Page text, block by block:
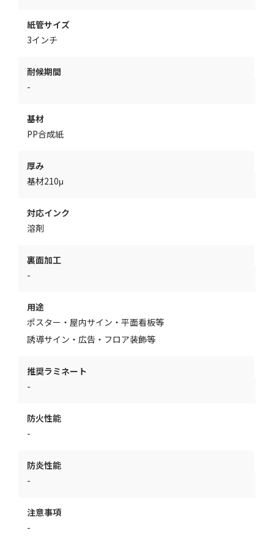
紙管サイズ
3インチ
耐候期間
-
基材
PP合成紙
厚み
基材210μ
対応インク
溶剤
裏面加工
-
用途
ポスター・屋内サイン・平面看板等
誘導サイン・広告・フロア装飾等
推奨ラミネート
-
防火性能
-
防炎性能
-
注意事項
-